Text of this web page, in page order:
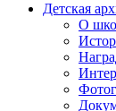
Детская
О